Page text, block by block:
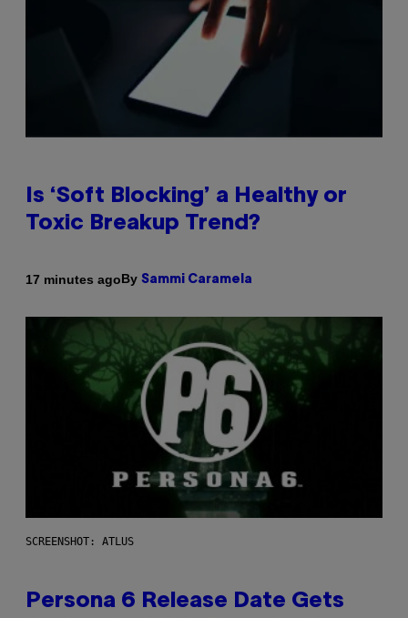
Is ‘Soft Blocking’ a Healthy or
Toxic Breakup Trend?
17 minutes agoBy Sammi Caramela
SCREENSHOT: ATLUS
Persona 6 Release Date Gets